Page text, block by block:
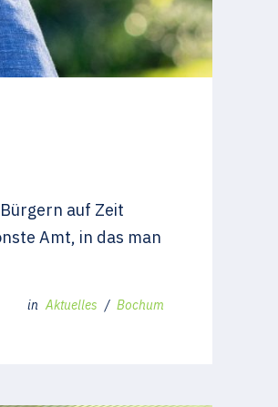
auf Zeit
Amt, in das man
in Aktuelles / Bochum